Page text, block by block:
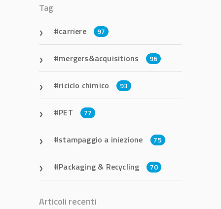
Tag
carriere 97
mergers&acquisitions 96
riciclo chimico 93
PET 77
stampaggio a iniezione 75
Packaging & Recycling 70
Articoli recenti